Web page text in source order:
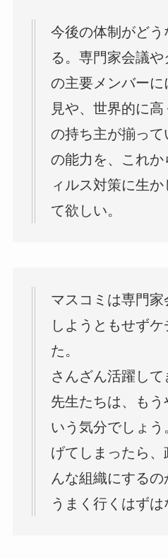
今後の体制がど
る。専門家会議
の主要メンバー
見や、世界的に
の持ち主が揃っ
の能力を、これか
ィルス対策に生か
て欲しい。
マスコミは専門
しようともせず
た。
さんざん活躍し
先生たちは、もう
いう気分でしょ
げてしまったら
んな組織にする
うまく行くはずは